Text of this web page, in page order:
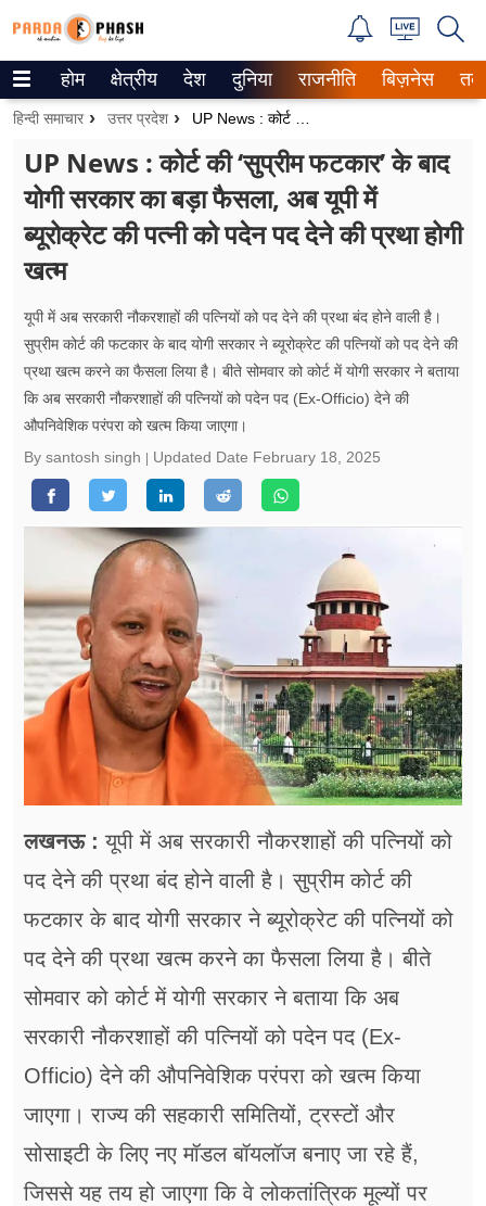
Trending on Google News
वेब स्टोरीज
उत्तर प्रदेश
वीडियो
रिलेशनशिप
फूड
ब्‍यूटी
जॉब्स
शिक्षा
अन्य खबरें
होम क्षेत्रीय देश दुनिया राजनीति बिज़नेस
हिन्दी समाचार उत्तर प्रदेश
UP News : कोर्ट की ‘सुप्रीम फटकार’ के बाद
योगी सरकार का बड़ा फैसला, अब यूपी में
ब्यूरोक्रेट की पत्नी को पदेन पद देने की प्रथा होगी
खत्म
यूपी में अब सरकारी नौकरशाहों की पत्नियों को पद देने की प्रथा बंद होने वाली है।
सुप्रीम कोर्ट की फटकार के बाद योगी सरकार ने ब्यूरोक्रेट की पत्नियों को पद देने की
प्रथा खत्म करने का फैसला लिया है। बीते सोमवार को कोर्ट में योगी सरकार ने बताया
कि अब सरकारी नौकरशाहों की पत्नियों को पदेन पद (Ex-Officio) देने की
औपनिवेशिक परंपरा को खत्म किया जाएगा।
By santosh singh
Updated Date February 18, 2025
लखनऊ : यूपी में अब सरकारी नौकरशाहों की पत्नियों को
पद देने की प्रथा बंद होने वाली है। सुप्रीम कोर्ट की
फटकार के बाद योगी सरकार ने ब्यूरोक्रेट की पत्नियों को
पद देने की प्रथा खत्म करने का फैसला लिया है। बीते
सोमवार को कोर्ट में योगी सरकार ने बताया कि अब
सरकारी नौकरशाहों की पत्नियों को पदेन पद (Ex-
Officio) देने की औपनिवेशिक परंपरा को खत्म किया
जाएगा। राज्य की सहकारी समितियों, ट्रस्टों और
सोसाइटी के लिए नए मॉडल बॉयलॉज बनाए जा रहे हैं,
जिससे यह तय हो जाएगा कि वे लोकतांत्रिक मूल्यों पर